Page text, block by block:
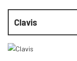
Clavis